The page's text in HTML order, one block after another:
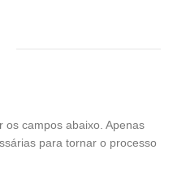
os campos abaixo. Apenas
para tornar o processo